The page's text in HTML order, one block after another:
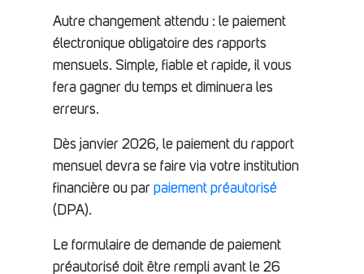
Autre changement attendu : le paiement
électronique obligatoire des rapports
mensuels. Simple, fiable et rapide, il vous
fera gagner du temps et diminuera les
erreurs.
Dès janvier 2026, le paiement du rapport
mensuel devra se faire via votre institution
financière ou par paiement préautorisé
(DPA).
Le formulaire de demande de paiement
préautorisé doit être rempli avant le 26